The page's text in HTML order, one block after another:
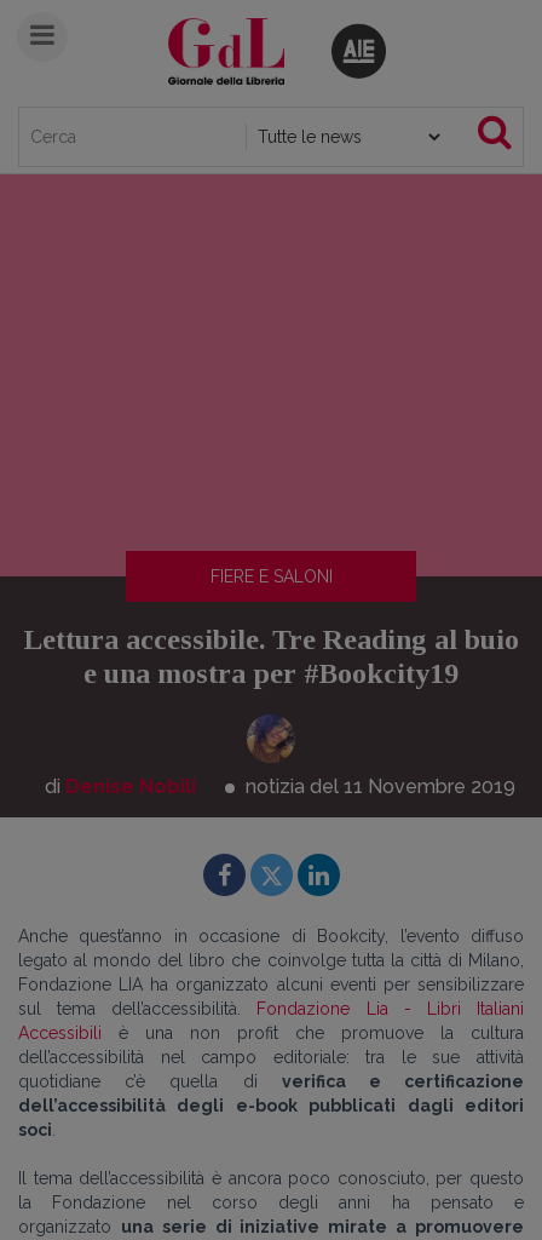
FIERE E SALONI
Lettura accessibile. Tre Reading al buio
e una mostra per #Bookcity19
di Denise Nobili notizia del 11 Novembre 2019
Anche quest’anno in occasione di Bookcity, l’evento diffuso
legato al mondo del libro che coinvolge tutta la città di Milano,
Fondazione LIA ha organizzato alcuni eventi per sensibilizzare
sul tema dell’accessibilità. Fondazione Lia - Libri Italiani
Accessibili è una non profit che promuove la cultura
dell’accessibilità nel campo editoriale: tra le sue attività
quotidiane c’è quella di verifica e certificazione
dell’accessibilità degli e-book pubblicati dagli editori
soci
Il tema dell’accessibilità è ancora poco conosciuto, per questo
la Fondazione nel corso degli anni ha pensato e
organizzato una serie di iniziative mirate a promuovere